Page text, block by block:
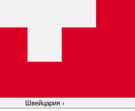
Швейцария ›